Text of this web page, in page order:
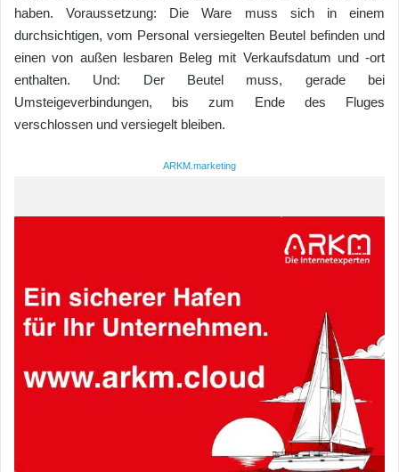
haben. Voraussetzung: Die Ware muss sich in einem
durchsichtigen, vom Personal versiegelten Beutel befinden und
einen von außen lesbaren Beleg mit Verkaufsdatum und -ort
enthalten. Und: Der Beutel muss, gerade bei
Umsteigeverbindungen, bis zum Ende des Fluges
verschlossen und versiegelt bleiben.
ARKM.marketing